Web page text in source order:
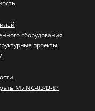
оборудования
проекты
M7 NC-8343-8?